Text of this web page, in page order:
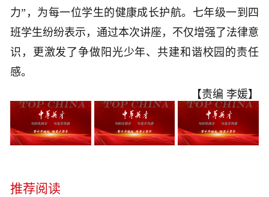
力”，为每一位学生的健康成长护航。七年级一到四
班学生纷纷表示，通过本次讲座，不仅增强了法律意
识，更激发了争做阳光少年、共建和谐校园的责任
感。
【责编 李媛】
推荐阅读